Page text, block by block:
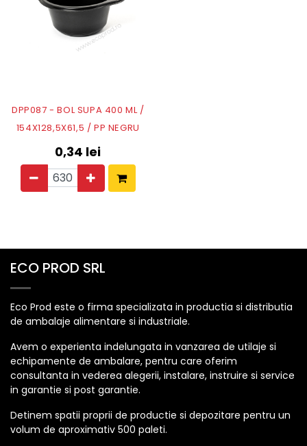
DPP087 - BOL SUPA 400 ML /
154X128,5X61,5 / PP NEGRU
0,34 lei
ECO PROD SRL
Eco Prod este o firma specializata in productia si distributia
de ambalaje alimentare si industriale.
Avem o experienta indelungata in vanzarea de utilaje si
echipamente de ambalare, pentru care oferim
consultanta in vederea alegerii, instalare, instruire si service
in garantie si post garantie.
Detinem spatii proprii de productie si depozitare pentru un
volum de aproximativ 500 paleti.